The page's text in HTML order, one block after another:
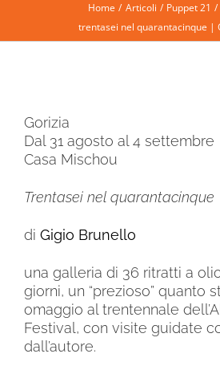
Home Articoli Puppet 21
trentasei nel quarantacinque |
Gorizia
Dal 31 agosto al 4 settembre
Casa Mischou
Trentasei nel quarantacinque
di Gigio Brunello
una galleria di 36 ritratti a
giorni, un “prezioso” quanto
omaggio al trentennale
Festival, con visite guidate
dall’autore.